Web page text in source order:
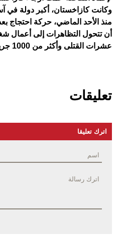
وكانت كازاخستان، أكبر دولة
منذ الأحد الماضي، حركة احتجاج
أن تتحول التظاهرات إلى
عشرات القتلى وأكثر من 1000 جريح.
تعليقات
اترك تعليقا